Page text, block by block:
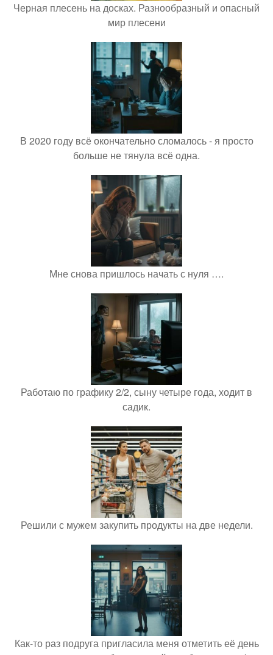
Черная плесень на досках. Разнообразный и опасный
мир плесени
В 2020 году всё окончательно сломалось - я просто
больше не тянула всё одна.
Мне снова пришлось начать с нуля ….
Работаю по графику 2/2, сыну четыре года, ходит в
садик.
Решили с мужем закупить продукты на две недели.
Как-то раз подруга пригласила меня отметить её день